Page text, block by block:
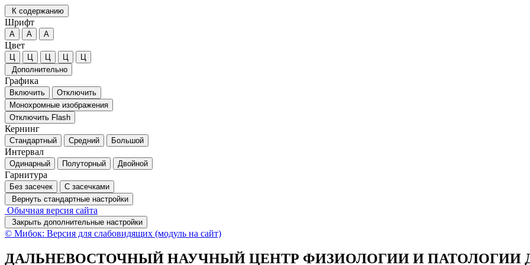
К содержанию
Шрифт
А А А
Цвет
Ц Ц Ц Ц
Ц
Дополнительно
Графика
Включить
Отключить
Монохромные изображения
Отключить Flash
Кернинг
Стандартный Средний Большой
Интервал
Одинарный Полуторный Двойной
Гарнитура
Без засечек
С засечками
Вернуть стандартные настройки
Обычная версия сайта
Закрыть дополнительные настройки
© Мибок: Версия для слабовидящих (модуль на сайт)
ДАЛЬНЕВОСТОЧНЫЙ НАУЧНЫЙ ЦЕНТР ФИЗИОЛОГИИ И ПАТОЛОГИИ